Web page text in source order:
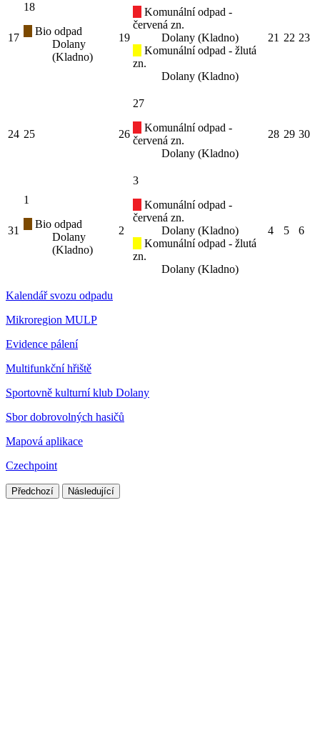
17
18
Bio odpad
Dolany
(Kladno)
19
Komunální odpad -
červená zn.
Dolany (Kladno)
Komunální odpad - žlutá
zn.
Dolany (Kladno)
21 22 23
24 25 26
27
Komunální odpad -
červená zn.
Dolany (Kladno)
28 29 30
31
1
Bio odpad
Dolany
(Kladno)
2
3
Komunální odpad -
červená zn.
Dolany (Kladno)
Komunální odpad - žlutá
zn.
Dolany (Kladno)
4 5 6
Kalendář svozu odpadu
Mikroregion MULP
Evidence pálení
Multifunkční hřiště
Sportovně kulturní klub Dolany
Sbor dobrovolných hasičů
Mapová aplikace
Czechpoint
Předchozí Následující